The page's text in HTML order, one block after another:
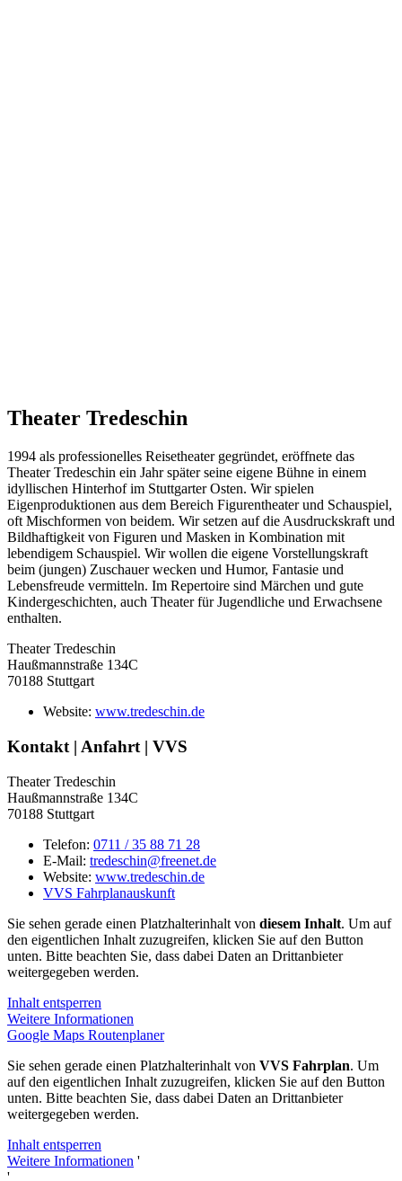
Theater Tredeschin
1994 als professionelles Reisetheater gegründet, eröffnete das
Theater Tredeschin ein Jahr später seine eigene Bühne in einem
idyllischen Hinterhof im Stuttgarter Osten. Wir spielen
Eigenproduktionen aus dem Bereich Figurentheater und Schauspiel,
oft Mischformen von beidem. Wir setzen auf die Ausdruckskraft und
Bildhaftigkeit von Figuren und Masken in Kombination mit
lebendigem Schauspiel. Wir wollen die eigene Vorstellungskraft
beim (jungen) Zuschauer wecken und Humor, Fantasie und
Lebensfreude vermitteln. Im Repertoire sind Märchen und gute
Kindergeschichten, auch Theater für Jugendliche und Erwachsene
enthalten.
Theater Tredeschin
Haußmannstraße 134C
70188 Stuttgart
Website: www.tredeschin.de
Kontakt | Anfahrt | VVS
Theater Tredeschin
Haußmannstraße 134C
70188 Stuttgart
Telefon: 0711 / 35 88 71 28
E-Mail: tredeschin@freenet.de
Website: www.tredeschin.de
VVS Fahrplanauskunft
Sie sehen gerade einen Platzhalterinhalt von diesem Inhalt. Um auf
den eigentlichen Inhalt zuzugreifen, klicken Sie auf den Button
unten. Bitte beachten Sie, dass dabei Daten an Drittanbieter
weitergegeben werden.
Inhalt entsperren
Weitere Informationen
Google Maps Routenplaner
Sie sehen gerade einen Platzhalterinhalt von VVS Fahrplan. Um
auf den eigentlichen Inhalt zuzugreifen, klicken Sie auf den Button
unten. Bitte beachten Sie, dass dabei Daten an Drittanbieter
weitergegeben werden.
Inhalt entsperren
Weitere Informationen '
'